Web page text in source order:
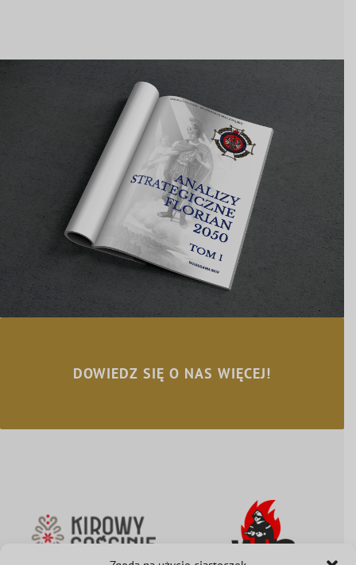
DOWIEDZ SIĘ O NAS WIĘCEJ!